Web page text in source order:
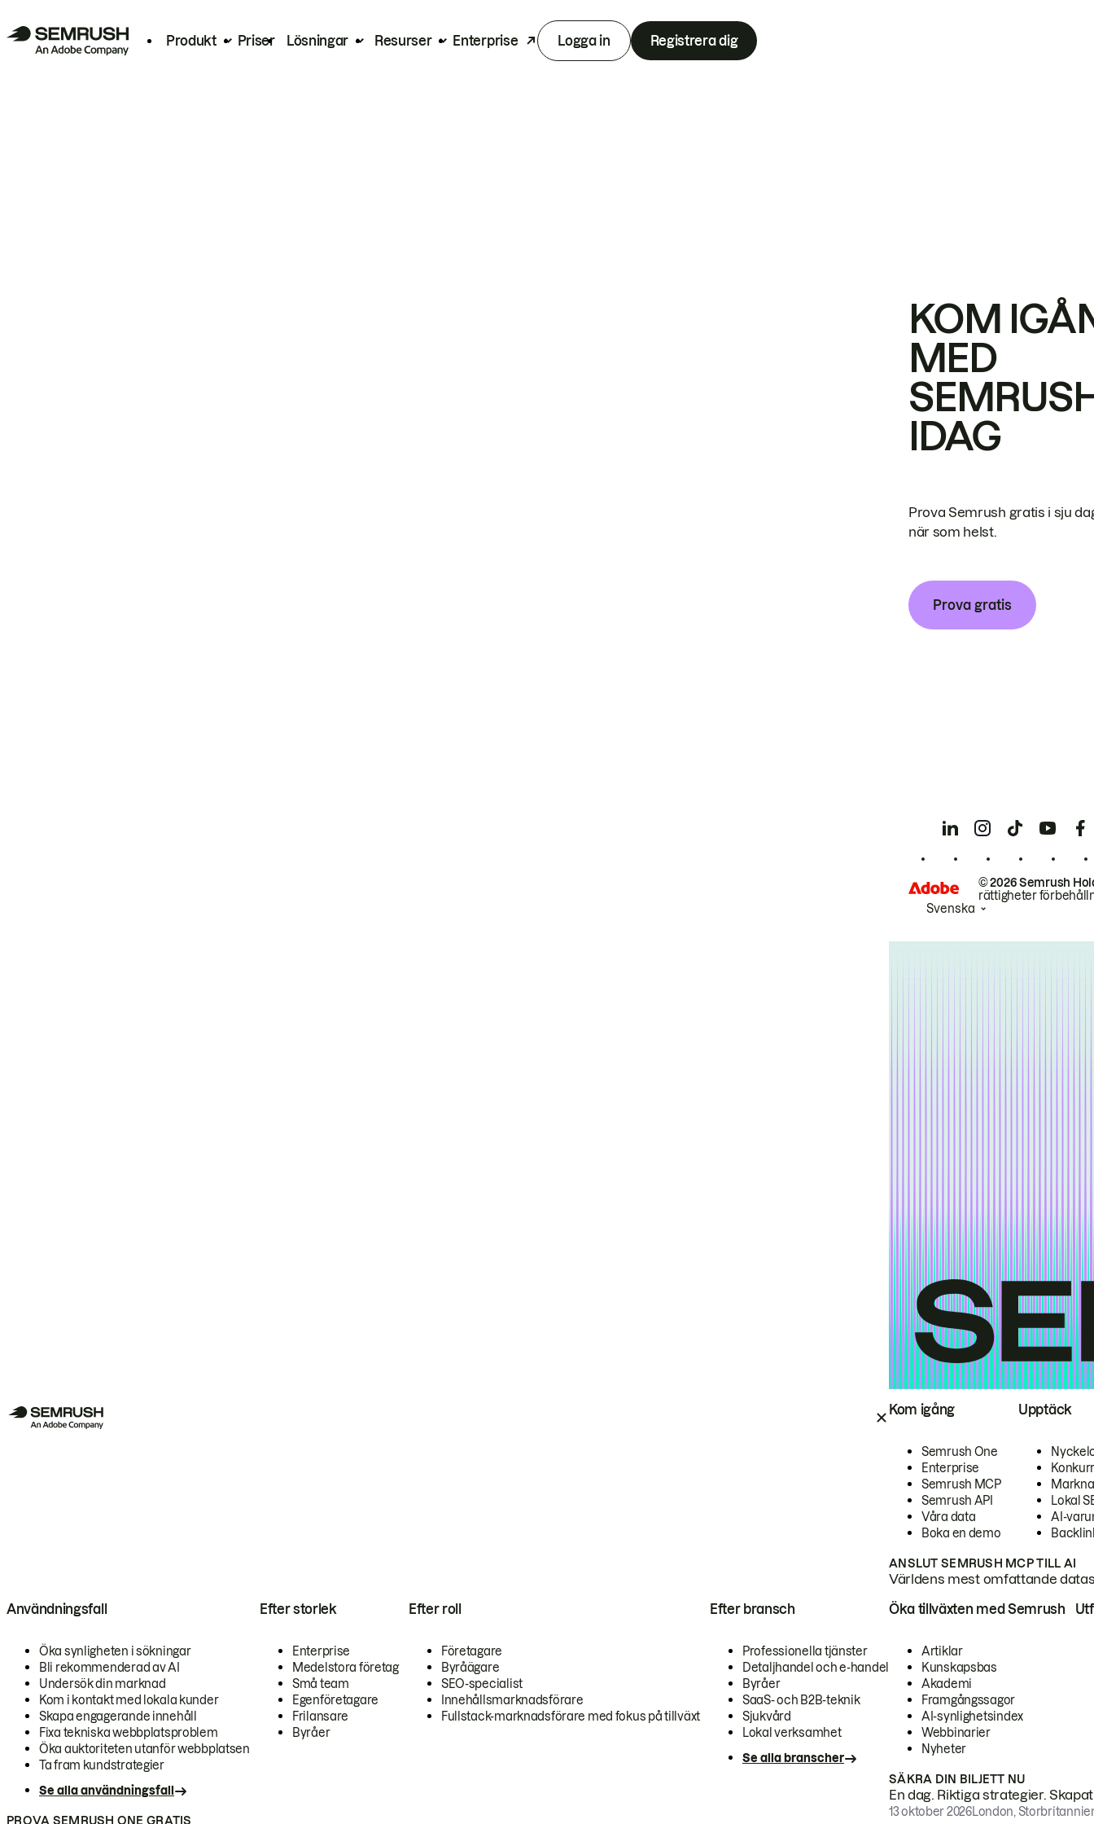
Produkt Priser Lösningar Resurser Enterprise Logga in Registrera dig
Kom igång
Semrush One
Enterprise
Semrush MCP
Semrush API
Våra data
Boka en demo
Upptäck
Lokal
AI-
ANSLUT SEMRUSH MCP TILL AI
Världens mest omfattande
Användningsfall
Öka synligheten i sökningar
Bli rekommenderad av AI
Undersök din marknad
Kom i kontakt med lokala kunder
Skapa engagerande innehåll
Fixa tekniska webbplatsproblem
Öka auktoriteten utanför webbplatsen
Ta fram kundstrategier
Se alla användningsfall
Efter storlek
Enterprise
Medelstora företag
Små team
Egenföretagare
Frilansare
Byråer
Efter roll
Företagare
Byråägare
SEO-specialist
Innehållsmarknadsförare
Fullstack-marknadsförare med fokus på tillväxt
Efter bransch
Professionella tjänster
Detaljhandel och e-handel
Byråer
SaaS- och B2B-teknik
Sjukvård
Lokal verksamhet
Se alla branscher
PROVA SEMRUSH ONE GRATIS
Öka tillväxten med Semrush
Artiklar
Kunskapsbas
Akademi
Framgångssagor
AI-synlighetsindex
Webbinarier
Nyheter
SÄKRA DIN BILJETT NU
En dag. Riktiga strategier.
13 oktober 2026London,
KOM
MED
IDAG
Prova Semrush gratis i sju
när som helst.
Prova gratis
© 2026 Semrush
rättigheter
Svenska